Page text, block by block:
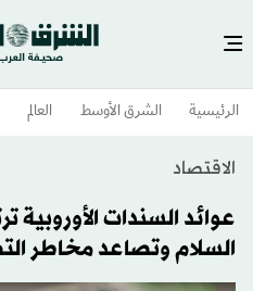
الرئيسية الشرق الأوسط​ العالم
الاقتصاد
عوائد السندات الأوروبية
السلام وتصاعد مخاطر